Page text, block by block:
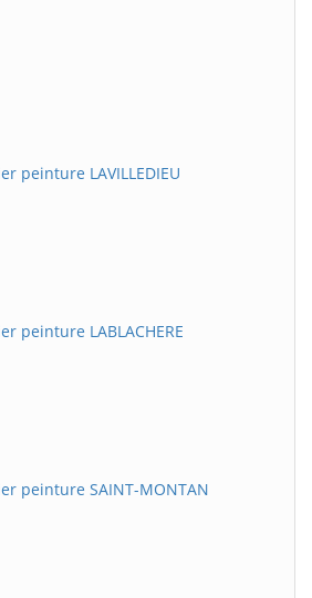
peinture LAVILLEDIEU
peinture LABLACHERE
peinture SAINT-MONTAN